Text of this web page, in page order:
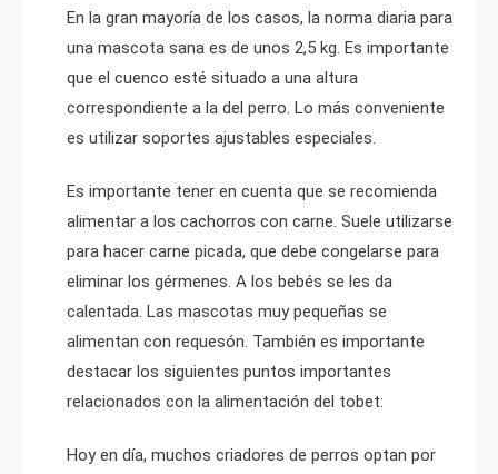
En la gran mayoría de los casos, la norma diaria para
una mascota sana es de unos 2,5 kg. Es importante
que el cuenco esté situado a una altura
correspondiente a la del perro. Lo más conveniente
es utilizar soportes ajustables especiales.
Es importante tener en cuenta que se recomienda
alimentar a los cachorros con carne. Suele utilizarse
para hacer carne picada, que debe congelarse para
eliminar los gérmenes. A los bebés se les da
calentada. Las mascotas muy pequeñas se
alimentan con requesón. También es importante
destacar los siguientes puntos importantes
relacionados con la alimentación del tobet:
Hoy en día, muchos criadores de perros optan por